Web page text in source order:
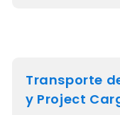
Transporte
y Project